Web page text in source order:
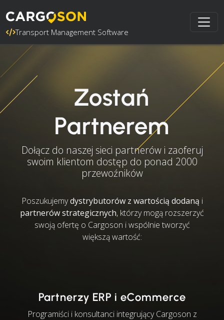
Transport Management Software
Zostań
Partnerem
Dołącz do naszej sieci partnerów i zaoferuj
swoim klientom dostęp do ponad 2000
przewoźników
Poszukujemydystrybutorów z wartością dodaną i
partnerów strategicznych, którzy mogą rozszerzyć
swoją ofertę o Cargoson i wspólnie tworzyć
większą wartość:
Partnerzy ERP i eCommerce
Programiści i konsultanci integrujący Cargoson z